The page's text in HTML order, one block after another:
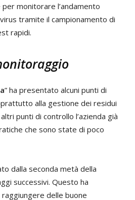
monitorare l’andamento
tramite il campionamento di
rapidi.
” ha presentato alcuni punti di
alla gestione dei residui
punti di controllo l’azienda già
che sono state di poco
dalla seconda metà della
successivi. Questo ha
delle buone